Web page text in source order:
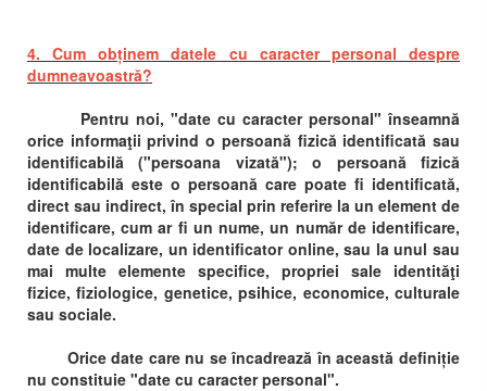
4. Cum obținem datele cu caracter personal despre
dumneavoastră?
Pentru noi, "date cu caracter personal" înseamnă
orice informaţii privind o persoană fizică identificată sau
identificabilă ("persoana vizată"); o persoană fizică
identificabilă este o persoană care poate fi identificată,
direct sau indirect, în special prin referire la un element de
identificare, cum ar fi un nume, un număr de identificare,
date de localizare, un identificator online, sau la unul sau
mai multe elemente specifice, propriei sale identităţi
fizice, fiziologice, genetice, psihice, economice, culturale
sau sociale.
Orice date care nu se încadrează în această definiție
nu constituie "date cu caracter personal".